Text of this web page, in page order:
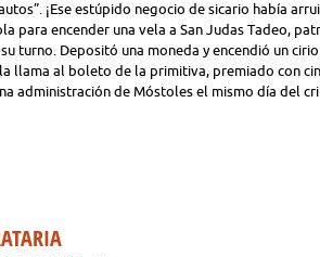
¡Ese estúpido negocio de sicario había
para encender una vela a San Judas Tadeo,
turno. Depositó una moneda y encendió un
llama al boleto de la primitiva, premiado con
administración de Móstoles el mismo día del